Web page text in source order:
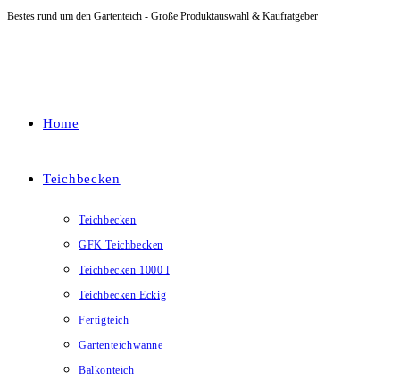
Zum
Bestes rund um den Gartenteich - Große Produktauswahl & Kaufratgeber
Home
Teichbecken
Teichbecken
GFK Teichbecken
Teichbecken 1000 l
Teichbecken Eckig
Fertigteich
Gartenteichwanne
Balkonteich